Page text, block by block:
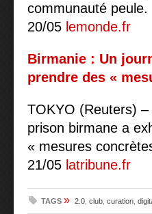
communauté peule.
20/05 lemonde.fr
Birmanie : Un
prendre des «
TOKYO (Reuters) –
prison birmane a
« mesures
21/05 latribune.fr
TAGS » 2.0 club curation